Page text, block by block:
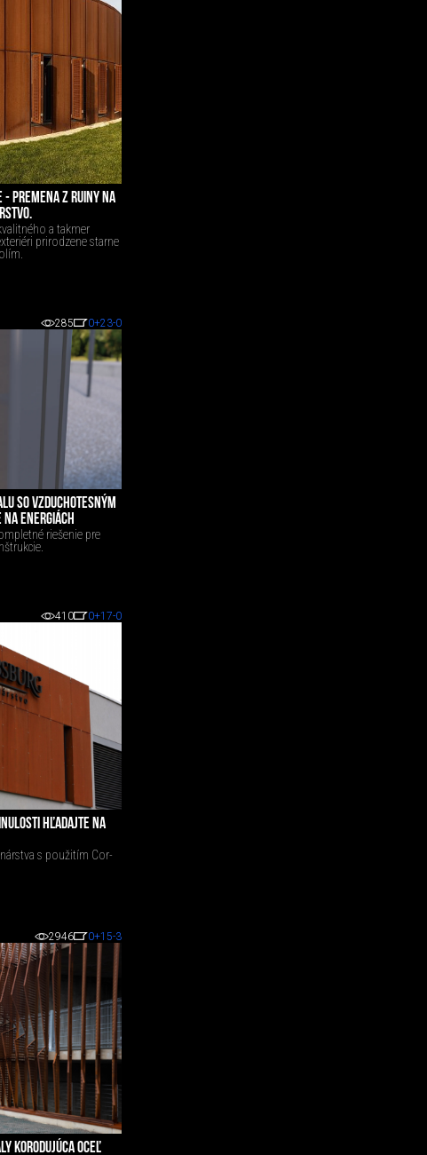
- PREMENA Z RUINY NA
a takmer
prirodzene starne
285 0+23-0
SO VZDUCHOTESNÝM
ENERGIÁCH
riešenie pre
410 0+17-0
HĽADAJTE NA
s použitím Cor-
2946 0+15-3
KORODUJÚCA OCEĽ